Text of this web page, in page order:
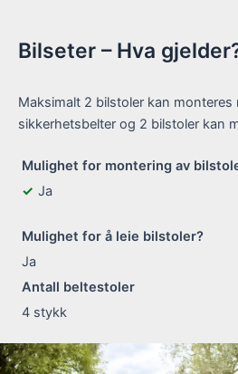
Bilseter – Hva
Maksimalt 2 bilstoler kan
sikkerhetsbelter og 2 bilstoler kan
Mulighet for montering av
Ja
Mulighet for å leie bilstoler?
Ja
Antall beltestoler
4 stykk